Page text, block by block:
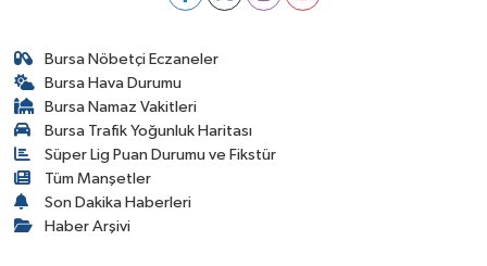
Bursa Nöbetçi Eczaneler
Bursa Hava Durumu
Bursa Namaz Vakitleri
Bursa Trafik Yoğunluk Haritası
Süper Lig Puan Durumu ve Fikstür
Tüm Manşetler
Son Dakika Haberleri
Haber Arşivi